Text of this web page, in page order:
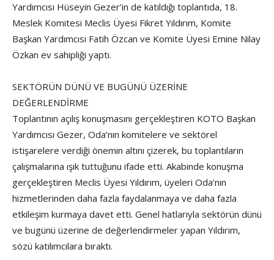
Yardımcısı Hüseyin Gezer’in de katıldığı toplantıda, 18.
Meslek Komitesi Meclis Üyesi Fikret Yıldırım, Komite
Başkan Yardımcısı Fatih Özcan ve Komite Üyesi Emine Nilay
Özkan ev sahipliği yaptı.
SEKTÖRÜN DÜNÜ VE BUGÜNÜ ÜZERİNE
DEĞERLENDİRME
Toplantının açılış konuşmasını gerçekleştiren KOTO Başkan
Yardımcısı Gezer, Oda’nın komitelere ve sektörel
istişarelere verdiği önemin altını çizerek, bu toplantıların
çalışmalarına ışık tuttuğunu ifade etti. Akabinde konuşma
gerçekleştiren Meclis Üyesi Yıldırım, üyeleri Oda’nın
hizmetlerinden daha fazla faydalanmaya ve daha fazla
etkileşim kurmaya davet etti. Genel hatlarıyla sektörün dünü
ve bugünü üzerine de değerlendirmeler yapan Yıldırım,
sözü katılımcılara bıraktı.